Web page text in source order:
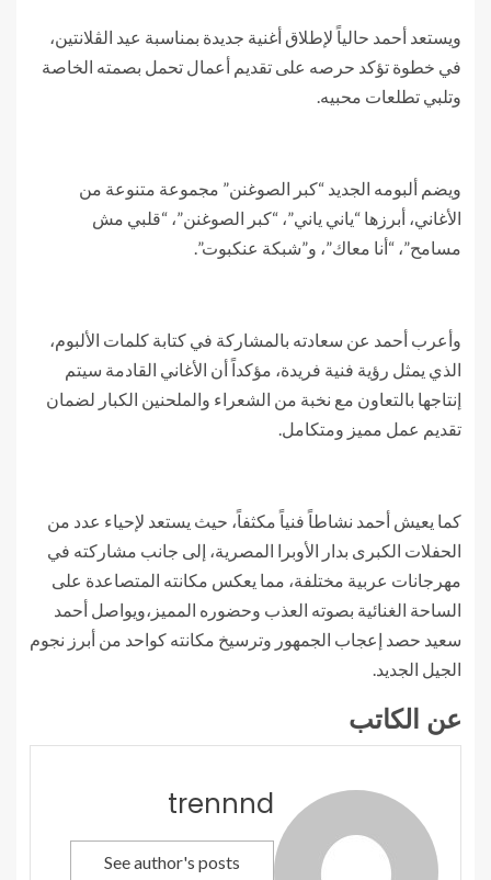
ويستعد أحمد حالياً لإطلاق أغنية جديدة بمناسبة عيد الڤلانتين،
في خطوة تؤكد حرصه على تقديم أعمال تحمل بصمته الخاصة
وتلبي تطلعات محبيه.
ويضم ألبومه الجديد “كبر الصوغنن” مجموعة متنوعة من
الأغاني، أبرزها “ياني ياني”، “كبر الصوغنن”، “قلبي مش
مسامح”، “أنا معاك”، و”شبكة عنكبوت”.
وأعرب أحمد عن سعادته بالمشاركة في كتابة كلمات الألبوم،
الذي يمثل رؤية فنية فريدة، مؤكداً أن الأغاني القادمة سيتم
إنتاجها بالتعاون مع نخبة من الشعراء والملحنين الكبار لضمان
تقديم عمل مميز ومتكامل.
كما يعيش أحمد نشاطاً فنياً مكثفاً، حيث يستعد لإحياء عدد من
الحفلات الكبرى بدار الأوبرا المصرية، إلى جانب مشاركته في
مهرجانات عربية مختلفة، مما يعكس مكانته المتصاعدة على
الساحة الغنائية بصوته العذب وحضوره المميز،ويواصل أحمد
سعيد حصد إعجاب الجمهور وترسيخ مكانته كواحد من أبرز نجوم
الجيل الجديد.
عن الكاتب
trennnd
See author's posts